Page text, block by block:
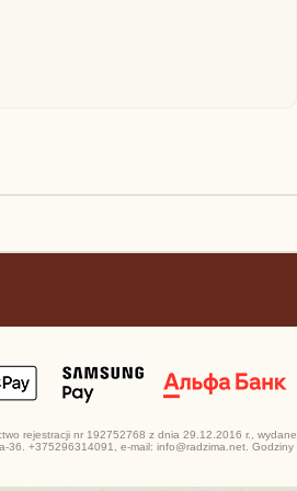
rejestracji nr 192752768 z dnia 29.12.2016 r., wydane
36. +375296314091, e-mail: info@radzima.net. Godziny